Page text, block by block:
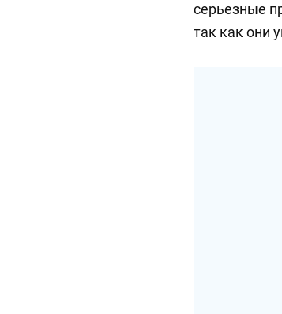
серьезные
так как они